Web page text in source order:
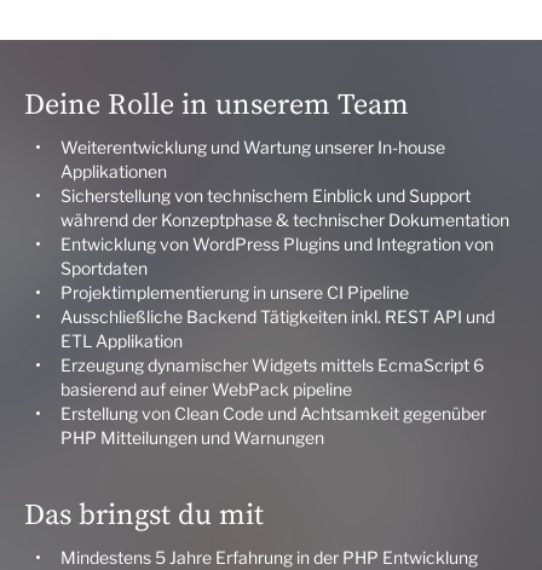
Deine Rolle in unserem Team
Weiterentwicklung und Wartung unserer In-house
Applikationen
Sicherstellung von technischem Einblick und Support
während der Konzeptphase & technischer Dokumentation
Entwicklung von WordPress Plugins und Integration von
Sportdaten
Projektimplementierung in unsere CI Pipeline
Ausschließliche Backend Tätigkeiten inkl. REST API und
ETL Applikation
Erzeugung dynamischer Widgets mittels EcmaScript 6
basierend auf einer WebPack pipeline
Erstellung von Clean Code und Achtsamkeit gegenüber
PHP Mitteilungen und Warnungen
Das bringst du mit
Mindestens 5 Jahre Erfahrung in der PHP Entwicklung